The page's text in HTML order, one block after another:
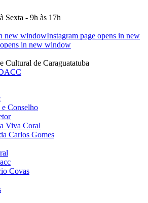
Sexta - 9h às 17h
new windowInstagram page opens in new
in new window
Cultural de Caraguatatuba
e Conselho
Viva Coral
Carlos Gomes
Covas